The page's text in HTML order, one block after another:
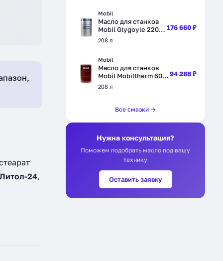
Литол-24,
Mobil
Масло для станков
Mobil Glygoyle 220,
синтетическое, 208
208 л
176 660 ₽
Mobil
Масло для станков
Mobil Mobiltherm 605,
синтетическое, 208 л
208 л
94 288 ₽
Все смазки →
Нужна консультация?
Поможем подобрать масло под вашу
технику
Оставить заявку